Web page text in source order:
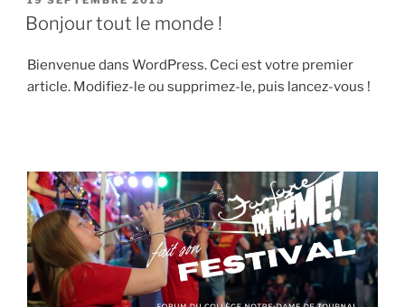
LE
Bonjour tout le monde !
Bienvenue dans WordPress. Ceci est votre premier
article. Modifiez-le ou supprimez-le, puis lancez-vous !